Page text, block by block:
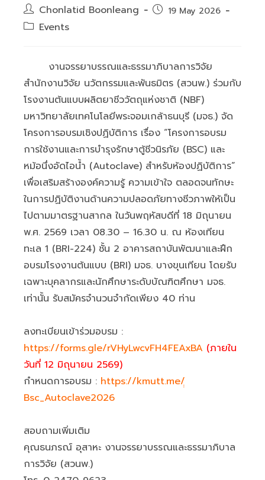
Post
author:
Chonlatid Boonleang
Post19 May 2026
PostEvents
งานจรรยาบรรณและธรรมาภิบาลการวิจัย
สำนักงานวิจัย นวัตกรรมและพันธมิตร (สวนพ.) ร่วมกับ
โรงงานต้นแบบผลิตยาชีววัตถุแห่งชาติ (NBF)
มหาวิทยาลัยเทคโนโลยีพระจอมเกล้าธนบุรี (มจธ.) จัด
โครงการอบรมเชิงปฏิบัติการ เรื่อง “โครงการอบรม
การใช้งานและการบำรุงรักษาตู้ชีวนิรภัย (BSC) และ
หม้อนึ่งอัดไอน้ำ (Autoclave) สำหรับห้องปฏิบัติการ”
เพื่อเสริมสร้างองค์ความรู้ ความเข้าใจ ตลอดจนทักษะ
ในการปฏิบัติงานด้านความปลอดภัยทางชีวภาพให้เป็น
ไปตามมาตรฐานสากล ในวันพฤหัสบดีที่ 18 มิถุนายน
พ.ศ. 2569 เวลา 08.30 – 16.30 น. ณ ห้องเทียน
ทะเล 1 (BRI-224) ชั้น 2 อาคารสถาบันพัฒนาและฝึก
อบรมโรงงานต้นแบบ (BRI) มจธ. บางขุนเทียน โดยรับ
เฉพาะบุคลากรและนักศึกษาระดับบัณฑิตศึกษา มจธ.
เท่านั้น รับสมัครจำนวนจำกัดเพียง 40 ท่าน
ลงทะเบียนเข้าร่วมอบรม :
https://forms.gle/rVHyLwcvFH4FEAxBA (ภายใน
วันที่ 12 มิถุนายน 2569)
กำหนดการอบรม : https://kmutt.me/ฺฺ
Bsc_Autoclave2026
สอบถามเพิ่มเติม
คุณธนภรณ์ อุสาหะ งานจรรยาบรรณและธรรมาภิบาล
การวิจัย (สวนพ.)